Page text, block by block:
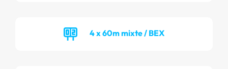
4 x 60m mixte / BEX